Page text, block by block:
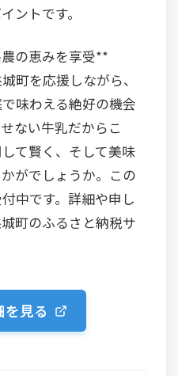
ントです。
の恵みを享受**
町を応援しながら、
味わえる絶好の機会
ない牛乳だからこ
て賢く、そして美味
がでしょうか。この
中です。詳細や申し
町のふるさと納税サ
見る